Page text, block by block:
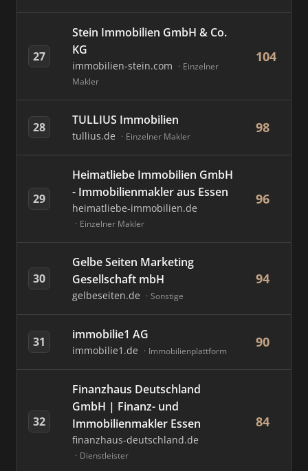
27
Stein Immobilien GmbH & Co.
KG
immobilien-stein.com
Einzelner
Makler
104
28 TULLIUS Immobilien
tullius.de Einzelner Makler
98
29
Heimatliebe Immobilien GmbH
- Immobilienmakler aus Essen
heimatliebe-immobilien.de
Einzelner Makler
96
30
Gelbe Seiten Marketing
Gesellschaft mbH
gelbeseiten.de Sonstige
94
31 immobilie1 AG
immobilie1.de Immobilienplattform
90
32
Finanzhaus Deutschland
GmbH | Finanz- und
Immobilienmakler Essen
finanzhaus-deutschland.de
Dienstleister
84